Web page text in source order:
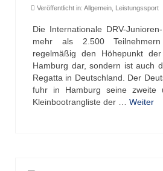
Veröffentlicht in: Allgemein Leistungssport
Die Internationale DRV-
mehr als 2.500
regelmäßig den Höhepunkt
Hamburg dar, sondern ist auch
Regatta in Deutschland. Der
fuhr in Hamburg seine zweite
Kleinbootrangliste der … Weiter